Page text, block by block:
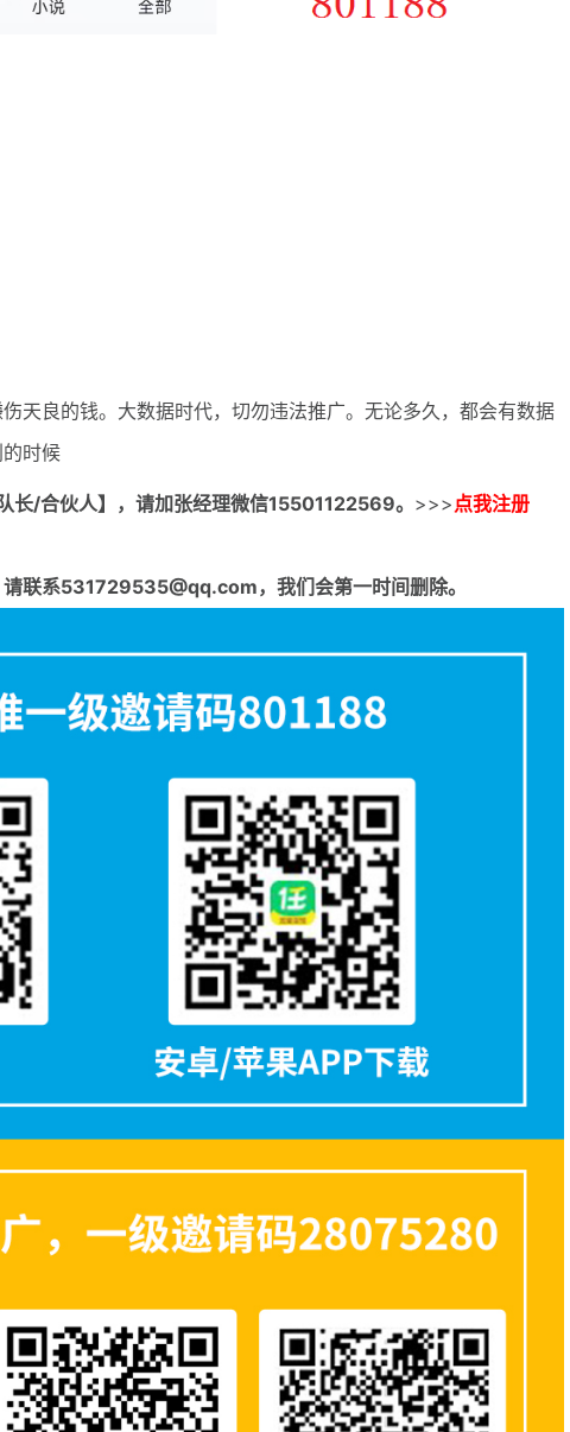
天良的钱。大数据时代，切勿违法推广。无论多久，都会有数据
时候
长/合伙人】，请加张经理微信15501122569。 >>>点我注册
联系531729535@qq.com，我们会第一时间删除。